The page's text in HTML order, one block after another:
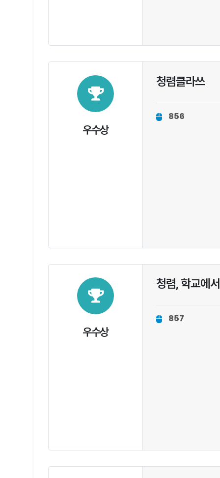
우수상
청렴클라쓰
856
우수상
청렴, 학교에
857